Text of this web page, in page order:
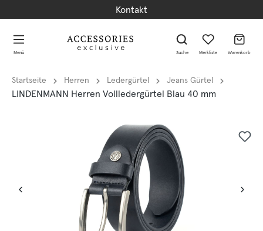
Kontakt
Menü Suche Merkliste Warenkorb
Startseite Herren Ledergürtel Jeans Gürtel
LINDENMANN Herren Vollledergürtel Blau 40 mm